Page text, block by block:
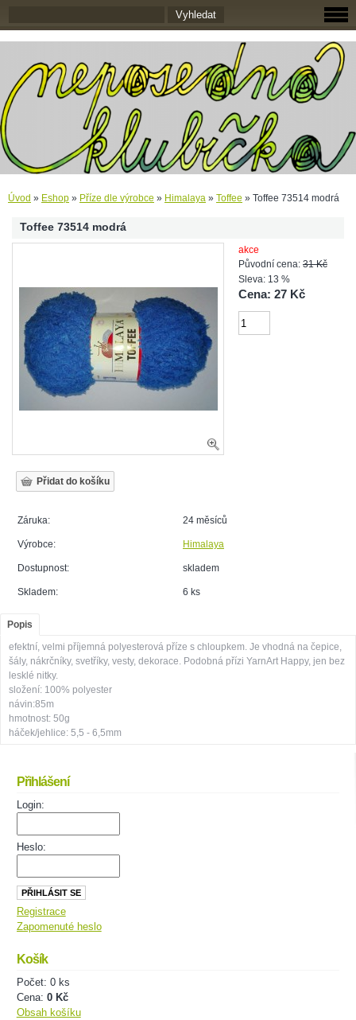
Úvod » Eshop » Příze dle výrobce » Himalaya » Toffee » Toffee 73514 modrá
Toffee 73514 modrá
akce
Původní cena: 31 Kč
Sleva: 13 %
Cena: 27 Kč
Záruka: 24 měsíců
Výrobce: Himalaya
Dostupnost: skladem
Skladem: 6 ks
Popis
efektní, velmi příjemná polyesterová příze s chloupkem. Je vhodná na čepice,
šály, nákrčníky, svetříky, vesty, dekorace. Podobná přízi YarnArt Happy, jen bez
lesklé nitky.
složení: 100% polyester
návin:85m
hmotnost: 50g
háček/jehlice: 5,5 - 6,5mm
Přihlášení
Login:
Heslo:
Registrace
Zapomenuté heslo
Košík
Počet: 0 ks
Cena: 0 Kč
Obsah košíku